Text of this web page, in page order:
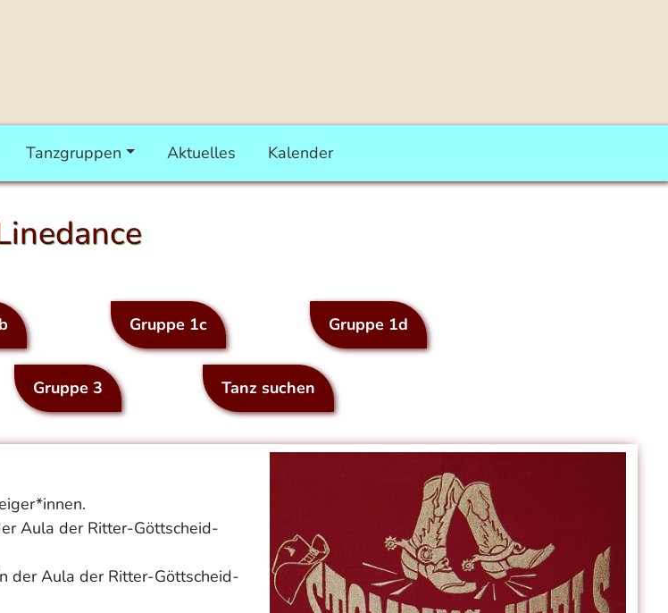
Tanzgruppen Aktuelles Kalender
Gruppe 1c Gruppe 1d
Gruppe 3 Tanz suchen
Aula der Ritter-Göttscheid-
der Aula der Ritter-Göttscheid-